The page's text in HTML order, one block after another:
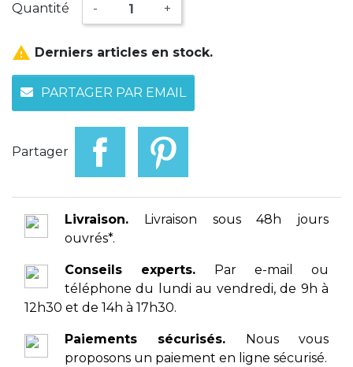
Quantité - +
 Derniers articles en stock.
PARTAGER PAR EMAIL
Partager
Livraison. Livraison sous 48h jours
ouvrés*.
Conseils experts. Par e-mail ou
téléphone du lundi au vendredi, de 9h à
12h30 et de 14h à 17h30.
Paiements sécurisés. Nous vous
proposons un paiement en ligne sécurisé.